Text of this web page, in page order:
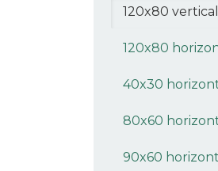
120x80
120x80
40x30
80x60
90x60